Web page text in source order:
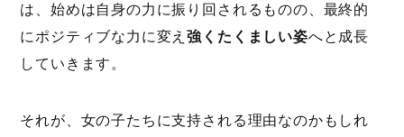
は、始めは自身の力に振り回されるものの、最終的
にポジティブな力に変え強くたくましい姿へと成長
していきます。
それが、女の子たちに支持される理由なのかもしれ